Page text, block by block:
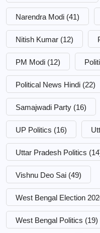
Narendra Modi (41)
Nitish Kumar (12)
PM Modi (12)
Political News Hindi (22)
Samajwadi Party (16)
UP Politics (16)
Uttar Pradesh Politics
Vishnu Deo Sai (49)
West Bengal Election
West Bengal Politics (19)